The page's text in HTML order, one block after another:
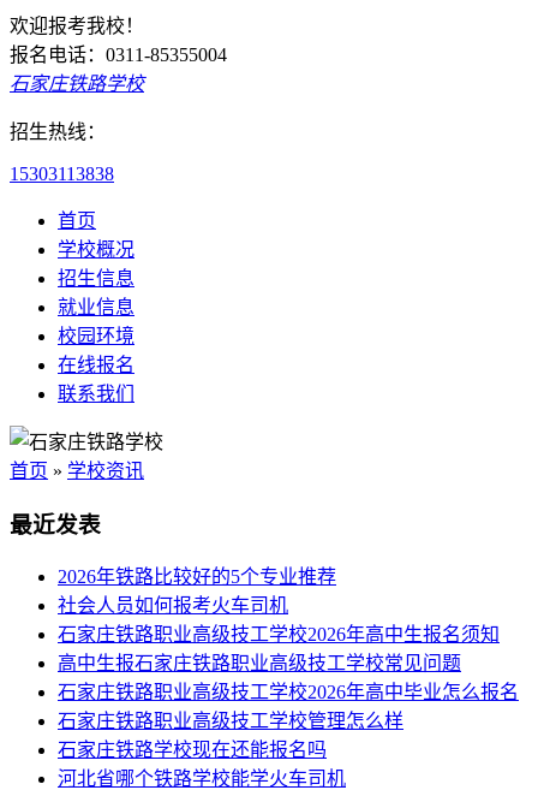
欢迎报考我校！
报名电话：0311-85355004
石家庄铁路学校
招生热线：
15303113838
首页
学校概况
招生信息
就业信息
校园环境
在线报名
联系我们
首页 » 学校资讯
最近发表
2026年铁路比较好的5个专业推荐
社会人员如何报考火车司机
​石家庄铁路职业高级技工学校2026年高中生报名须知
高中生报石家庄铁路职业高级技工学校常见问题
石家庄铁路职业高级技工学校2026年高中毕业怎么报名
石家庄铁路职业高级技工学校管理怎么样
石家庄铁路学校现在还能报名吗
河北省哪个铁路学校能学火车司机